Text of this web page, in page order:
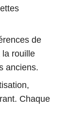
de
la rouille
anciens.
Chaque